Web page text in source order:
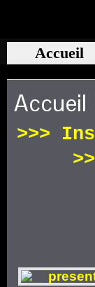
Accueil
Accueil
>>>